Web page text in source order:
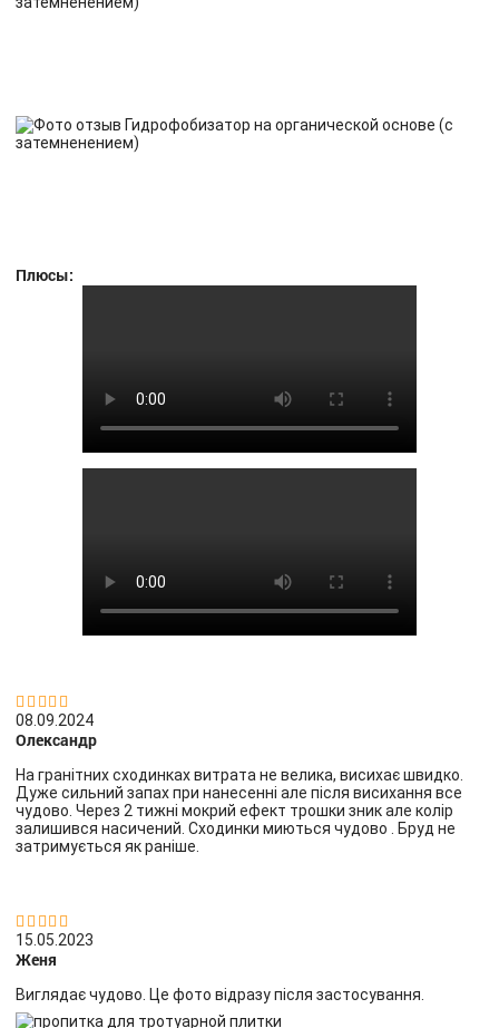
Плюсы:


08.09.2024
Олександр
На гранітних сходинках витрата не велика, висихає швидко.
Дуже сильний запах при нанесенні але після висихання все
чудово. Через 2 тижні мокрий ефект трошки зник але колір
залишився насичений. Сходинки миються чудово . Бруд не
затримується як раніше.


15.05.2023
Женя
Виглядає чудово. Це фото відразу після застосування.